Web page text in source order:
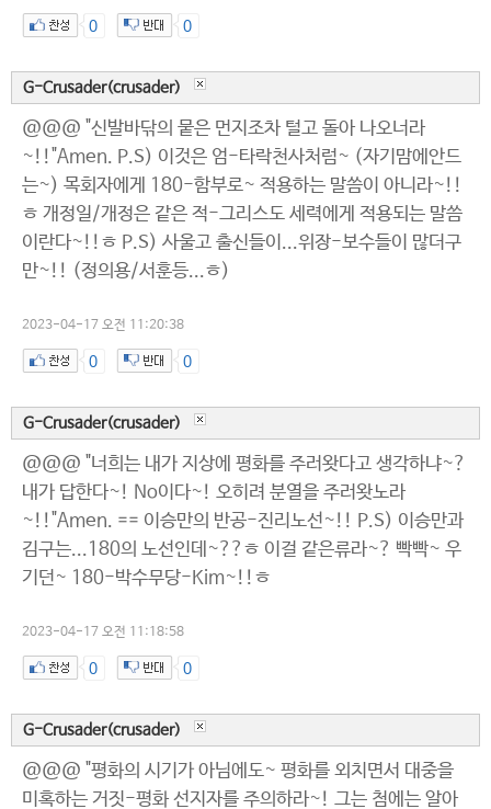
0 0
G-Crusader(crusader)
@@@ "신발바닦의 뭍은 먼지조차 털고 돌아 나오너라
~!!"Amen. P.S) 이것은 엄-타락천사처럼~ (자기맘에안드
는~) 목회자에게 180-함부로~ 적용하는 말씀이 아니라~!!
ㅎ 개정일/개정은 같은 적-그리스도 세력에게 적용되는 말씀
이란다~!!ㅎ P.S) 사울고 출신들이...위장-보수들이 많더구
만~!! (정의용/서훈등...ㅎ)
2023-04-17 오전 11:20:38
0 0
G-Crusader(crusader)
@@@ "너희는 내가 지상에 평화를 주러왓다고 생각하냐~?
내가 답한다~! No이다~! 오히려 분열을 주러왓노라
~!!"Amen. == 이승만의 반공-진리노선~!! P.S) 이승만과
김구는...180의 노선인데~??ㅎ 이걸 같은류라~? 빡빡~ 우
기던~ 180-박수무당-Kim~!!ㅎ
2023-04-17 오전 11:18:58
0 0
G-Crusader(crusader)
@@@ "평화의 시기가 아님에도~ 평화를 외치면서 대중을
미혹하는 거짓-평화 선지자를 주의하라~! 그는 첨에는 알아